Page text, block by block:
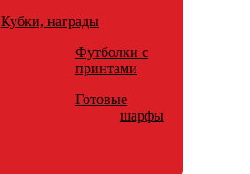
Кубки, награды
Футболки с
принтами
Готовые
шарфы